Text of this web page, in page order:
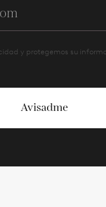
y protegemos su
Avisadme